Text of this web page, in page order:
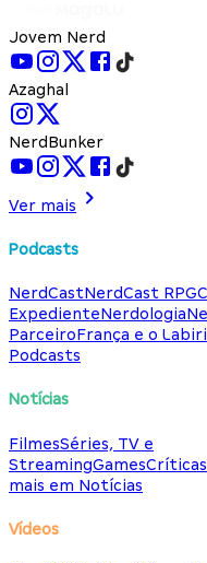
Jovem Nerd
Azaghal
NerdBunker
Ver mais
Podcasts
NerdCastNerdCast RPG
ExpedienteNerdologia
ParceiroFrança e o
Podcasts
Notícias
FilmesSéries, TV e
StreamingGamesCríticas
mais em Notícias
Vídeos